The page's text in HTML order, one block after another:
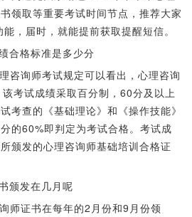
领取等重要考试时间节点，推荐大家
，届时，就能提前获取提醒短信。
合格标准是多少分
咨询师考试规定可以看出，心理咨询
考试成绩采取百分制，60分及以上
考查的《基础理论》和《操作技能》
的60%即判定为考试合格。考试成
颁发的心理咨询师基础培训合格证
颁发在几月呢
师证书在每年的2月份和9月份领